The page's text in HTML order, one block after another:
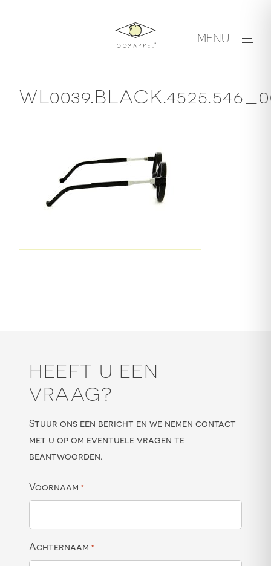
MENU
HEEFT U EEN
VRAAG?
Stuur ons een bericht en we nemen contact
met u op om eventuele vragen te
beantwoorden.
Voornaam *
Achternaam *